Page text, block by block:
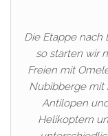
Die Etappe nach
so starten wir
Freien mit
Nubibberge mit
Antilopen
Helikoptern